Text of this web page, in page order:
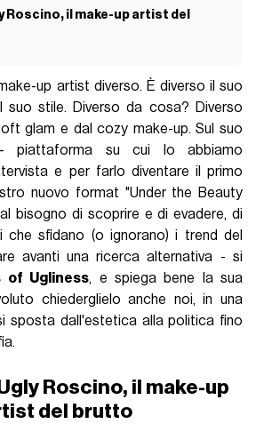
Roscino, il make-up artist del
up artist diverso. È diverso il suo
suo stile. Diverso da cosa? Diverso
glam e dal cozy make-up. Sul suo
piattaforma su cui lo abbiamo
e per farlo diventare il primo
nuovo format "Under the Beauty
bisogno di scoprire e di evadere, di
che sfidano (o ignorano) i trend del
avanti una ricerca alternativa - si
of Ugliness, e spiega bene la sua
chiederglielo anche noi, in una
sposta dall'estetica alla politica fino
Roscino, il make-up
del brutto